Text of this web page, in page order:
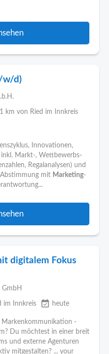
w/d)
km von Ried im Innkreis
Innovationen,
Markt-, Wettbewerbs-
Regalanalysen) und
mit Marketing-
digitalem Fokus
GmbH
im Innkreis event_available heute
-
Du möchtest in einer breit
und externe Agenturen
mitgestalten? ... your